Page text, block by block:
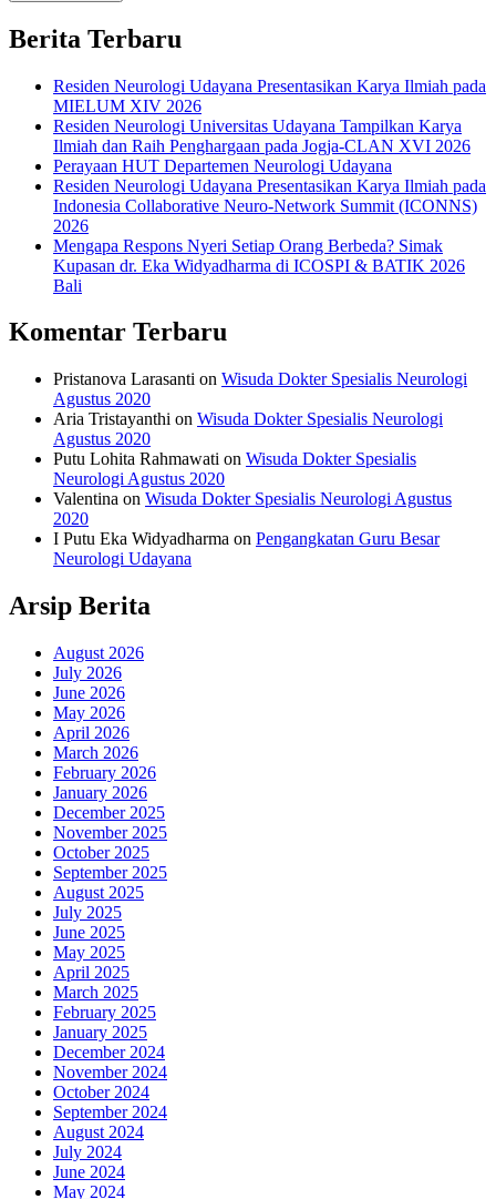
Berita Terbaru
Residen Neurologi Udayana Presentasikan Karya Ilmiah pada
MIELUM XIV 2026
Residen Neurologi Universitas Udayana Tampilkan Karya
Ilmiah dan Raih Penghargaan pada Jogja-CLAN XVI 2026
Perayaan HUT Departemen Neurologi Udayana
Residen Neurologi Udayana Presentasikan Karya Ilmiah pada
Indonesia Collaborative Neuro-Network Summit (ICONNS)
2026
Mengapa Respons Nyeri Setiap Orang Berbeda? Simak
Kupasan dr. Eka Widyadharma di ICOSPI & BATIK 2026
Bali
Komentar Terbaru
Pristanova Larasanti on Wisuda Dokter Spesialis Neurologi
Agustus 2020
Aria Tristayanthi on Wisuda Dokter Spesialis Neurologi
Agustus 2020
Putu Lohita Rahmawati on Wisuda Dokter Spesialis
Neurologi Agustus 2020
Valentina on Wisuda Dokter Spesialis Neurologi Agustus
2020
I Putu Eka Widyadharma on Pengangkatan Guru Besar
Neurologi Udayana
Arsip Berita
August 2026
July 2026
June 2026
May 2026
April 2026
March 2026
February 2026
January 2026
December 2025
November 2025
October 2025
September 2025
August 2025
July 2025
June 2025
May 2025
April 2025
March 2025
February 2025
January 2025
December 2024
November 2024
October 2024
September 2024
August 2024
July 2024
June 2024
May 2024